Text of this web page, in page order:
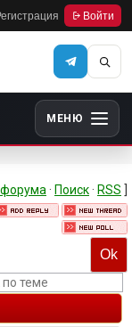
Войти
МЕНЮ
· Поиск · RSS